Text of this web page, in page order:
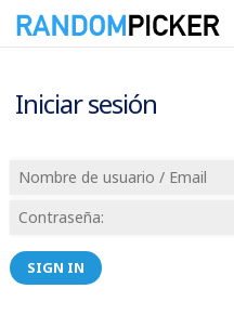
Iniciar sesión
SIGN IN